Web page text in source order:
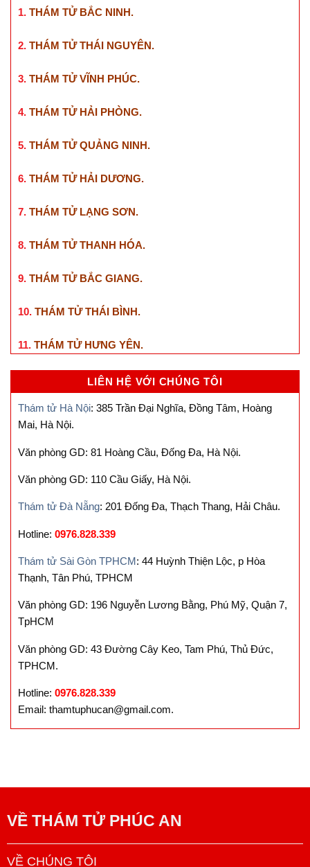
1. THÁM TỬ BẮC NINH.
2. THÁM TỬ THÁI NGUYÊN.
3. THÁM TỬ VĨNH PHÚC.
4. THÁM TỬ HẢI PHÒNG.
5. THÁM TỬ QUẢNG NINH.
6. THÁM TỬ HẢI DƯƠNG.
7. THÁM TỬ LẠNG SƠN.
8. THÁM TỬ THANH HÓA.
9. THÁM TỬ BẮC GIANG.
10. THÁM TỬ THÁI BÌNH.
11. THÁM TỬ HƯNG YÊN.
LIÊN HỆ VỚI CHÚNG TÔI
Thám tử Hà Nội: 385 Trần Đại Nghĩa, Đồng Tâm, Hoàng
Mai, Hà Nội.
Văn phòng GD: 81 Hoàng Cầu, Đống Đa, Hà Nội.
Văn phòng GD: 110 Cầu Giấy, Hà Nội.
Thám tử Đà Nẵng: 201 Đống Đa, Thạch Thang, Hải Châu.
Hotline: 0976.828.339
Thám tử Sài Gòn TPHCM: 44 Huỳnh Thiện Lộc, p Hòa
Thạnh, Tân Phú, TPHCM
Văn phòng GD: 196 Nguyễn Lương Bằng, Phú Mỹ, Quận 7,
TpHCM
Văn phòng GD: 43 Đường Cây Keo, Tam Phú, Thủ Đức,
TPHCM.
Hotline: 0976.828.339
Email: thamtuphucan@gmail.com.
VỀ THÁM TỬ PHÚC AN
VỀ CHÚNG TÔI